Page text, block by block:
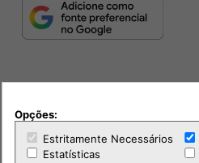
Opções:
Estritamente Necessários
Estatísticas